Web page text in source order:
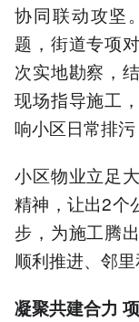
协同联动攻坚
题，街道专项
次实地勘察，
现场指导施工
响小区日常排污
小区物业立足
精神，让出2个
步，为施工腾
顺利推进、邻里
凝聚共建合力